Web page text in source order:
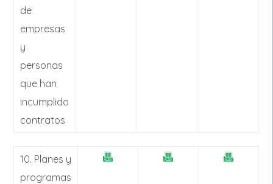
de
empresas
y
personas
que han
incumplido
contratos
10. Planes y
programas